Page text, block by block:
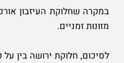
במקרה שחלוקת העיזבון
מזונות זמניים.
לסיכום, חלוקת ירושה בין על